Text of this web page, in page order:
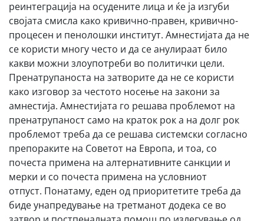
реинтеграција на осудените лица и ќе ја изгуби
својата смисла како кривично-правен, кривично-
процесен и пенолошки институт. Амнестијата да не
се користи многу често и да се анулираат било
какви можни злоупотреби во политички цели.
Пренатрупаноста на затворите да не се користи
како изговор за честото носење на закони за
амнестија. Амнестијата го решава проблемот на
пренатрупаност само на краток рок а на долг рок
проблемот треба да се решава системски согласно
препораките на Советот на Европа, и тоа, со
почеста примена на алтернативните санкции и
мерки и со почеста примена на условниот
отпуст. Понатаму, еден од приоритетите треба да
биде унапредување на третманот додека се во